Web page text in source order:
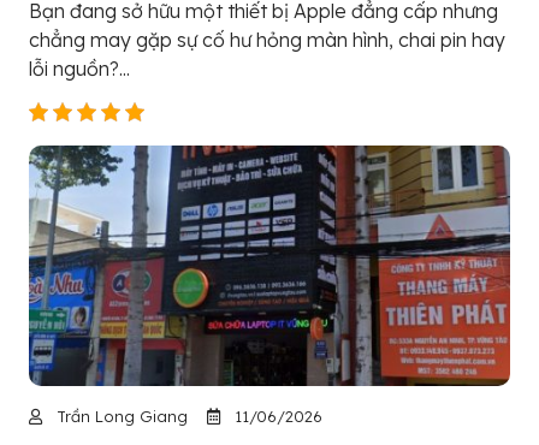
Bạn đang sở hữu một thiết bị Apple đẳng cấp nhưng
chẳng may gặp sự cố hư hỏng màn hình, chai pin hay
lỗi nguồn?...
Trần Long Giang 11/06/2026